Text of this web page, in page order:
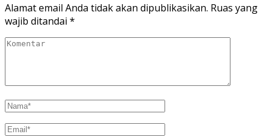
Alamat email Anda tidak akan dipublikasikan. Ruas yang
wajib ditandai *